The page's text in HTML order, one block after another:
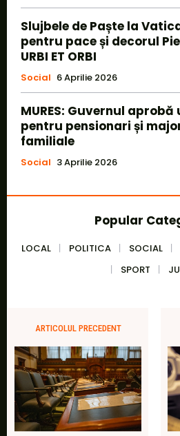
Slujbele de Paște la
pentru pace și decorul
URBI ET ORBI
Social 6 Aprilie 2026
MURES: Guvernul
pentru pensionari și
familiale
Social 3 Aprilie 2026
Popular
LOCAL POLITICA SOCIAL
SPORT
ARTICOLUL PRECEDENT